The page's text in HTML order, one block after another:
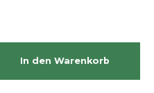
In den Warenkorb